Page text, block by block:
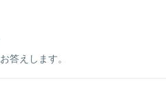
答えします。